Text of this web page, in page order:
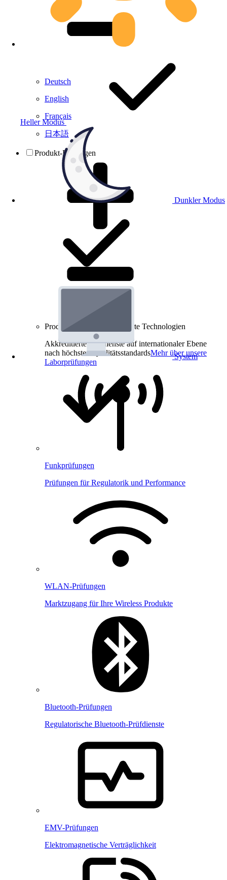
Heller Modus
Dunkler Modus
System
Deutsch
English
Français
日本語
Produkt-Prüfungen
Produkt-Prüfungen für smarte Technologien
Akkreditierte Prüfdienste auf internationaler Ebene
nach höchsten QualitätsstandardsMehr über unsere
Laborprüfungen
Funkprüfungen
Prüfungen für Regulatorik und Performance
WLAN-Prüfungen
Marktzugang für Ihre Wireless Produkte
Bluetooth-Prüfungen
Regulatorische Bluetooth-Prüfdienste
EMV-Prüfungen
Elektromagnetische Verträglichkeit